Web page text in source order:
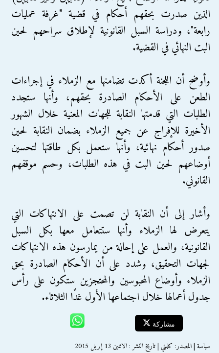
الذين صدرت بحقهم أحكام في قضية "غرفة عمليات
رابعة"، ودراسة السبل القانونية لإطلاق سراحهم لحين
البت النهائي في القضية.
وأوضح أن اللجنة أكدت تضامنها مع الزملاء في إجراءات
الطعن على الأحكام الصادرة بحقهم، وأنها ستجدد
الطلبات التي قدمتها النقابة للجهات المعنية خلال الشهور
الأخيرة للإفراج عن جميع الزملاء بضمان النقابة لحين
صدور أحكام نهائية، وأنها ستعمل بكل طاقتها لتحسين
أوضاعهم لحين البت في هذه الطلبات، وحسم موقفهم
القانوني.
وأشار إلى أن النقابة لن تصمت على الانتهاكات التي
يتعرض لها الزملاء وأنها ستتعامل معها بكل السبل
القانونية، والعمل على إحالة من يمارسون هذه الانتهاكات
لجهات التحقيق، وشدد على أن الأحكام الصادرة بحق
الزملاء وأوضاع المحبوسين والمحتجزين ستكون على رأس
جدول أعمالها خلال اجتماعها الأول غدًا الثلاثاء.
مشاركة
سياسة | المصدر: كلمتي | تاريخ النشر : الاثنين 13 إبريل 2015